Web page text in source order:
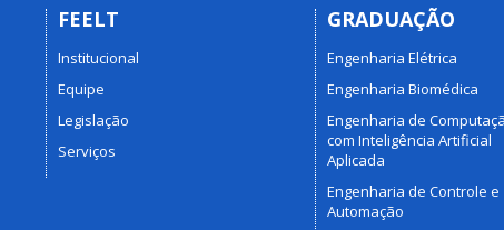
FEELT
Institucional
Equipe
Legislação
Serviços
GRADUAÇÃO
Engenharia Elétrica
Engenharia Biomédica
Engenharia de
com Inteligência Artificial
Aplicada
Engenharia de Controle e
Automação